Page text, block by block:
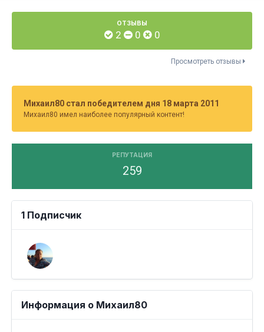
ОТЗЫВЫ
2 0 0
Просмотреть отзывы
Михаил80 стал победителем дня 18 марта 2011
Михаил80 имел наиболее популярный контент!
РЕПУТАЦИЯ
259
1 Подписчик
Информация о Михаил80